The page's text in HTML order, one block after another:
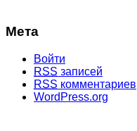
Мета
Войти
RSS записей
RSS комментариев
WordPress.org